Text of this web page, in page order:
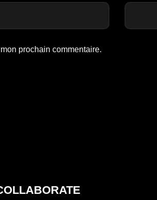
prochain commentaire.